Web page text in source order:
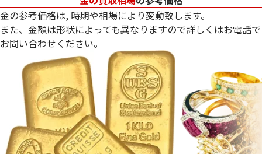
金の参考価格は, 時期や相場により変動致します。
また、金額は形状によっても異なりますので詳しくはお電話で
お問い合わせください。